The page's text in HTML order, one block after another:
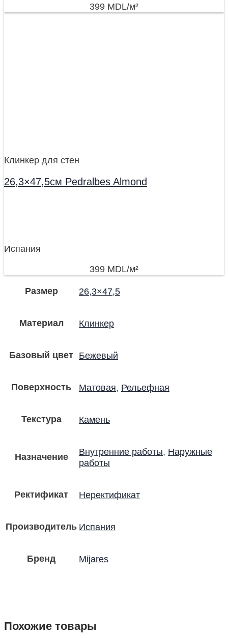
399 MDL/м²
Клинкер для стен
26,3×47,5см Pedralbes Almond
Испания
399 MDL/м²
Размер 26,3×47,5
Материал Клинкер
Базовый цвет Бежевый
Поверхность Матовая, Рельефная
Текстура Камень
Назначение
Внутренние работы, Наружные
работы
Ректификат Неректификат
Производитель Испания
Бренд Mijares
Похожие товары